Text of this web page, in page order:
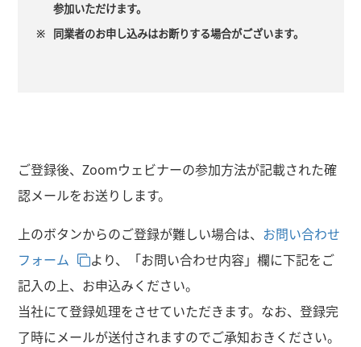
参加いただけます。
※
同業者のお申し込みはお断りする場合がございます。
ご登録後、Zoomウェビナーの参加方法が記載された確
認メールをお送りします。
上のボタンからのご登録が難しい場合は、 お問い合わせ
フォーム
より、「お問い合わせ内容」欄に下記をご
記入の上、お申込みください。
当社にて登録処理をさせていただきます。なお、登録完
了時にメールが送付されますのでご承知おきください。